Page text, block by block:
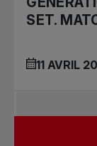
SET.
11 AVRIL